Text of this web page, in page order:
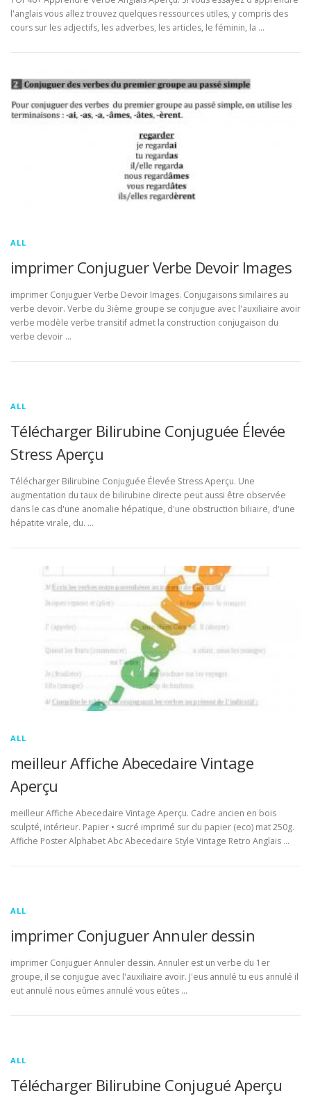
l'anglais vous allez trouvez quelques ressources utiles, y compris des
cours sur les adjectifs, les adverbes, les articles, le féminin, la …
ALL
imprimer Conjuguer Verbe Devoir Images
imprimer Conjuguer Verbe Devoir Images. Conjugaisons similaires au
verbe devoir. Verbe du 3ième groupe se conjugue avec l'auxiliaire avoir
verbe modèle verbe transitif admet la construction conjugaison du
verbe devoir …
ALL
Télécharger Bilirubine Conjuguée Élevée
Stress Aperçu
Télécharger Bilirubine Conjuguée Élevée Stress Aperçu. Une
augmentation du taux de bilirubine directe peut aussi être observée
dans le cas d'une anomalie hépatique, d'une obstruction biliaire, d'une
hépatite virale, du. …
ALL
meilleur Affiche Abecedaire Vintage
Aperçu
meilleur Affiche Abecedaire Vintage Aperçu. Cadre ancien en bois
sculpté, intérieur. Papier • sucré imprimé sur du papier (eco) mat 250g.
Affiche Poster Alphabet Abc Abecedaire Style Vintage Retro Anglais …
ALL
imprimer Conjuguer Annuler dessin
imprimer Conjuguer Annuler dessin. Annuler est un verbe du 1er
groupe, il se conjugue avec l'auxiliaire avoir. J'eus annulé tu eus annulé il
eut annulé nous eûmes annulé vous eûtes …
ALL
Télécharger Bilirubine Conjugué Aperçu